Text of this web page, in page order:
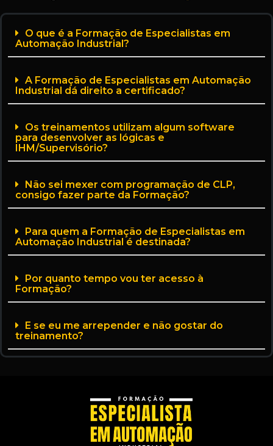
O que é a Formação de Especialistas em
Automação Industrial?
A Formação de Especialistas em Automação
Industrial dá direito a certificado?
Os treinamentos utilizam algum software
para desenvolver as lógicas e
IHM/Supervisório?
Não sei mexer com programação de CLP,
consigo fazer parte da Formação?
Para quem a Formação de Especialistas em
Automação Industrial é destinada?
Por quanto tempo vou ter acesso à
Formação?
E se eu me arrepender e não gostar do
treinamento?